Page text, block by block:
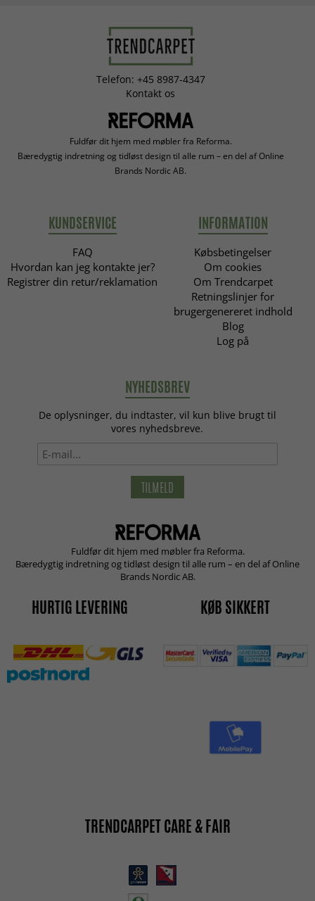
Telefon: +45 8987-4347
Kontakt os
Fuldfør dit hjem med møbler fra Reforma.
Bæredygtig indretning og tidløst design til alle rum – en del af Online
Brands Nordic AB.
KUNDSERVICE
FAQ
Hvordan kan jeg kontakte jer?
Registrer din retur/reklamation
INFORMATION
Købsbetingelser
Om cookies
Om Trendcarpet
Retningslinjer for
brugergenereret indhold
Blog
Log på
NYHEDSBREV
De oplysninger, du indtaster, vil kun blive brugt til
vores nyhedsbreve.
TILMELD
Fuldfør dit hjem med møbler fra Reforma.
Bæredygtig indretning og tidløst design til alle rum – en del af Online
Brands Nordic AB.
HURTIG LEVERING KØB SIKKERT
TRENDCARPET CARE & FAIR